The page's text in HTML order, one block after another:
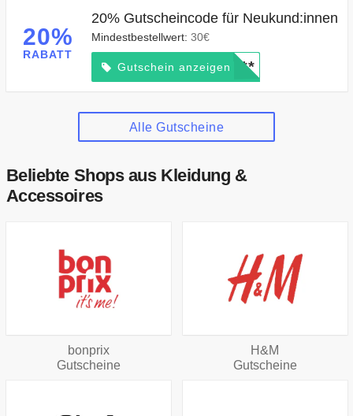
20%
RABATT
20% Gutscheincode für Neukund:innen
Mindestbestellwert: 30€
Gutschein anzeigen*****
Alle Gutscheine
Beliebte Shops aus Kleidung &
Accessoires
bonprix
Gutscheine
H&M
Gutscheine